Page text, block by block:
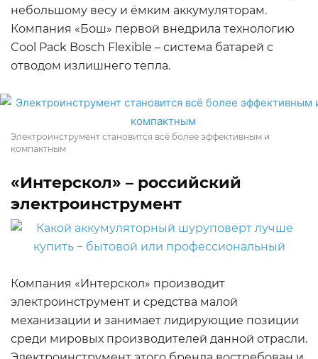
небольшому весу и ёмким аккумуляторам.
Компания «Бош» первой внедрила технологию
Cool Pack Bosch Flexible – система батарей с
отводом излишнего тепла.
Электроинструмент становится всё более эффективным и
компактным
«Интерскол» – российский
электроинструмент
Компания «Интерскол» производит
электроинструмент и средства малой
механизации и занимает лидирующие позиции
среди мировых производителей данной отрасли.